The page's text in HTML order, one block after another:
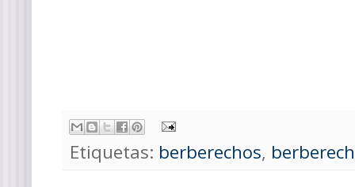
Etiquetas: berberechos,